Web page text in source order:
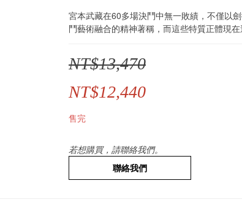
宮本武藏在60多場決鬥中無一敗績，不僅以
鬥藝術融合的精神著稱，而這些特質正體現在
NT$13,470
NT$12,440
售完
若想購買，請聯絡我們。
聯絡我們